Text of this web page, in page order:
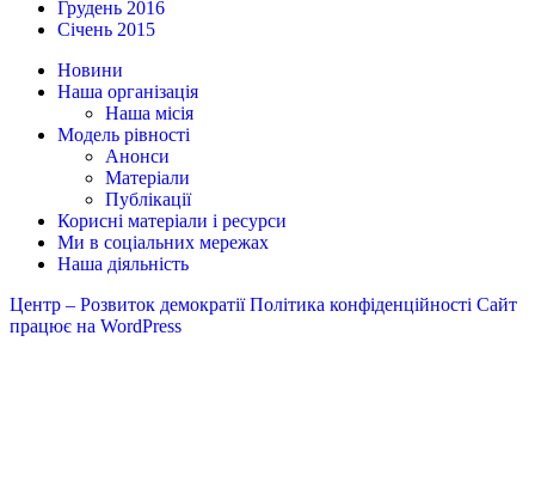
Грудень 2016
Січень 2015
Новини
Наша організація
Наша місія
Модель рівності
Анонси
Матеріали
Публікації
Корисні матеріали і ресурси
Ми в соціальних мережах
Наша діяльність
Центр – Розвиток демократії Політика конфіденційності Сайт
працює на WordPress